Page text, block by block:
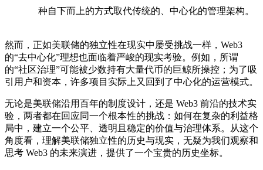
种自下而上的方式取代传统的、中心化的管理架构。
然而，正如美联储的独立性在现实中屡受挑战一样，Web3
的“去中心化”理想也面临着严峻的现实考验。例如，所谓
的“社区治理”可能被少数持有大量代币的巨鲸所操控；为了吸
引用户和资本，许多项目实际上又回到了中心化的运营模式。
无论是美联储沿用百年的制度设计，还是 Web3 前沿的技术实
验，两者都在回应同一个根本性的挑战：如何在复杂的利益格
局中，建立一个公平、透明且稳定的价值与治理体系。从这个
角度看，理解美联储独立性的历史与现实，无疑为我们观察和
思考 Web3 的未来演进，提供了一个宝贵的历史坐标。